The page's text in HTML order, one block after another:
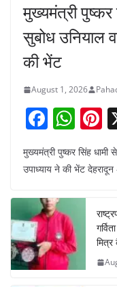
मुख्यमंत्री पुष्कर
सुबोध उनियाल
की भेंट
August 1, 2026
F
a
c
b
o
o
k
W
h
at
A
p
p
nt
e
मुख्यमंत्री पुष्कर सिंह धामी
उपाध्याय ने की भेंट